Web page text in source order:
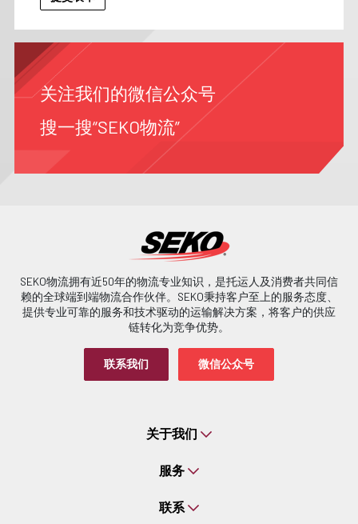
关注我们的微信公众号
搜一搜“SEKO物流”
SEKO物流拥有近50年的物流专业知识，是托运人及消费者共同信
赖的全球端到端物流合作伙伴。SEKO秉持客户至上的服务态度、
提供专业可靠的服务和技术驱动的运输解决方案，将客户的供应
链转化为竞争优势。
联系我们 微信公众号
关于我们
服务
联系